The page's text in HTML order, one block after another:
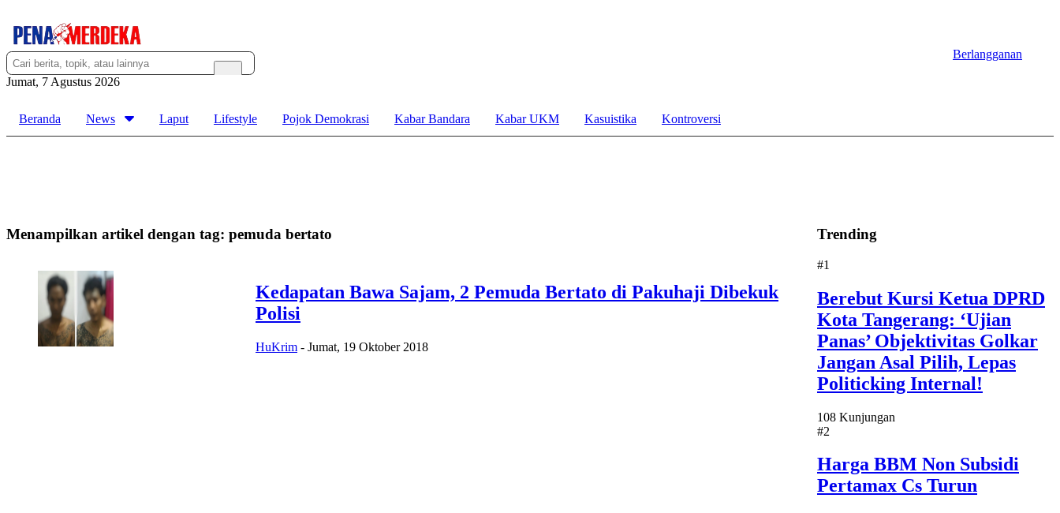
Jumat, 7 Agustus 2026
Berlangganan
Beranda News Laput Lifestyle Pojok Demokrasi Kabar Bandara Kabar UKM Kasuistika Kontroversi
Menampilkan artikel dengan tag: pemuda bertato
Kedapatan Bawa Sajam, 2 Pemuda Bertato di Pakuhaji Dibekuk
Polisi
HuKrim - Jumat, 19 Oktober 2018
Trending
#1
Berebut Kursi Ketua DPRD
Kota Tangerang: ‘Ujian
Panas’ Objektivitas Golkar
Jangan Asal Pilih, Lepas
Politicking Internal!
108 Kunjungan
#2
Harga BBM Non Subsidi
Pertamax Cs Turun